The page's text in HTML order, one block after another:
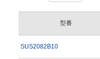
型番
SUS2082B10